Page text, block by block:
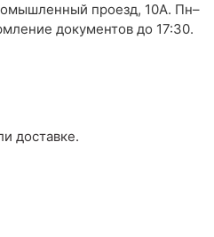
проезд, 10А. Пн–
документов до 17:30.
доставке.